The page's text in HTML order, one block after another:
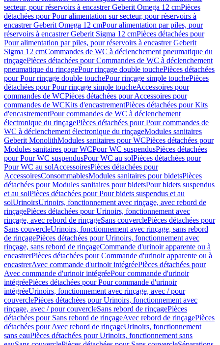
secteur, pour réservoirs à encastrer Geberit Omega 12 cmPièces
détachées pour Pour alimentation sur secteur, pour réservoirs à
encastrer Geberit Omega 12 cmPour alimentation par piles, pour
réservoirs à encastrer Geberit Sigma 12 cmPièces détachées pour
Pour alimentation par piles, pour réservoirs à encastrer Geberit
Sigma 12 cmCommandes de WC à déclenchement pneumatique du
rinçagePièces détachées pour Commandes de WC à déclenchement
pneumatique du rinçagePour rinçage double touchePièces détachées
pour Pour rinçage double touchePour rinçage simple touchePièces
détachées pour Pour rinçage simple toucheAccessoires pour
commandes de WCPièces détachées pour Accessoires pour
commandes de WCKits d'encastrementPièces détachées pour Kits
d'encastrementPour commandes de WC à déclenchement
électronique du rinçagePièces détachées pour Pour commandes de
WC à déclenchement électronique du rinçageModules sanitaires
Geberit MonolithModules sanitaires pour WCPièces détachées pour
Modules sanitaires pour WCPour WC suspendusPièces détachées
pour Pour WC suspendusPour WC au solPièces détachées pour
Pour WC au solAccessoiresPièces détachées pour
AccessoiresConsommablesModules sanitaires pour bidetsPièces
détachées pour Modules sanitaires pour bidetsPour bidets suspendus
et au solPièces détachées pour Pour bidets suspendus et au
solUrinoirsUrinoirs, fonctionnement avec rinçage, avec rebord de
rinçagePièces détachées pour Urinoirs, fonctionnement avec
rinçage, avec rebord de rinçageSans couverclePièces détachées pour
Sans couvercleUrinoirs, fonctionnement avec rinçage, sans rebord
de rinçagePièces détachées pour Urinoirs, fonctionnement avec
rinçage, sans rebord de rinçageCommande d'urinoir apparente ou à
encastrerPièces détachées pour Commande d'urinoir apparente ou à
encastrerAvec commande d'urinoir intégréePièces détachées pour
Avec commande d'urinoir intégréePour commande d'urinoir
intégréePièces détachées pour Pour commande d'urinoir
intégréeUrinoirs, fonctionnement avec rinçage, avec / pour
couverclePièces détachées pour Urinoirs, fonctionnement avec
rinçage, avec / pour couvercleSans rebord de rinçagePièces
détachées pour Sans rebord de rinçageAvec rebord de rinçagePièces
détachées pour Avec rebord de rinçageUrinoirs, fonctionnement
sans eauPièces détachées pour Urinoirs, fonctionnement sans